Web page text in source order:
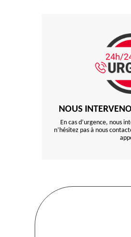
NOUS
En cas d’urgence, nous
n’hésitez pas à nous